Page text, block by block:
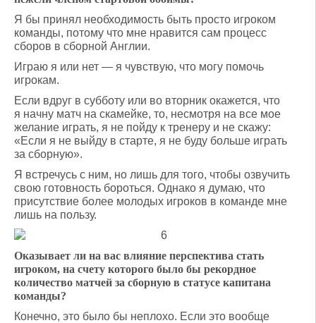
Я бы принял необходимость быть просто игроком
команды, потому что мне нравится сам процесс
сборов в сборной Англии.
Играю я или нет — я чувствую, что могу помочь
игрокам.
Если вдруг в субботу или во вторник окажется, что
я начну матч на скамейке, то, несмотря на все мое
желание играть, я не пойду к тренеру и не скажу:
«Если я не выйду в старте, я не буду больше играть
за сборную».
Я встречусь с ним, но лишь для того, чтобы озвучить
свою готовность бороться. Однако я думаю, что
присутствие более молодых игроков в команде мне
лишь на пользу.
Оказывает ли на вас влияние перспектива стать
игроком, на счету которого было бы рекордное
количество матчей за сборную в статусе капитана
команды?
Конечно, это было бы неплохо. Если это вообще